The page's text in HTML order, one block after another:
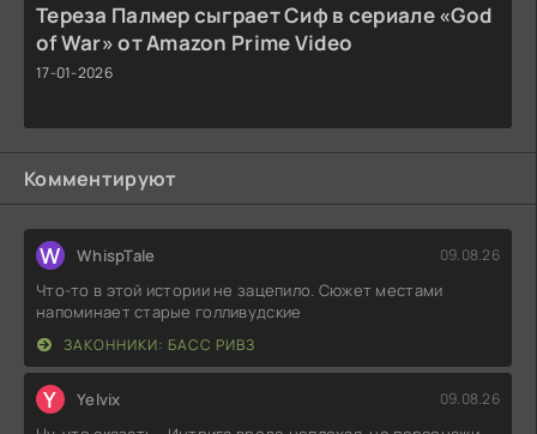
Тереза Палмер сыграет Сиф в сериале «God
of War» от Amazon Prime Video
17-01-2026
Комментируют
W WhispTale 09.08.26
Что-то в этой истории не зацепило. Сюжет местами
напоминает старые голливудские
ЗАКОННИКИ: БАСС РИВЗ
Y Yelvix 09.08.26